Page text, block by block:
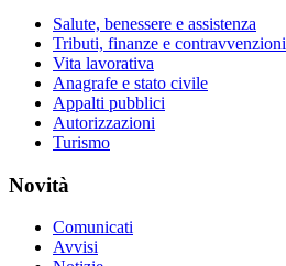
Salute, benessere e assistenza
Tributi, finanze e contravvenzioni
Vita lavorativa
Anagrafe e stato civile
Appalti pubblici
Autorizzazioni
Turismo
Novità
Comunicati
Avvisi